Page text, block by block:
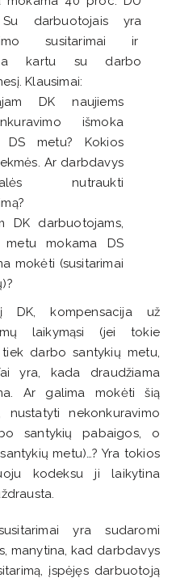
darbuotojais yra
susitarimai ir
kartu su darbo
Klausimai:
DK naujiems
išmoka
metu? Kokios
Ar darbdavys
nutraukti
DK darbuotojams,
mokama DS
mokėti (susitarimai
DK, kompensacija už
laikymąsi (jei tokie
darbo santykių metu,
yra, kada draudžiama
Ar galima mokėti šią
nustatyti nekonkuravimo
santykių pabaigos, o
metu)…? Yra tokios
kodeksu ji laikytina
yra sudaromi
manytina, kad darbdavys
įspėjęs darbuotoją